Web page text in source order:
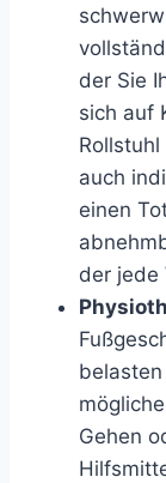
der Sie
sich auf
auch
einen
der jede
Gehen